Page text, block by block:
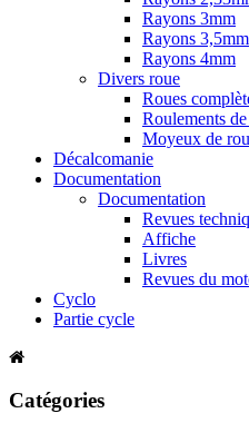
Rayons 3mm
Rayons 3,5mm
Rayons 4mm
Divers roue
Roues
Roulements
Moyeux de
Décalcomanie
Documentation
Documentation
Revues
Affiche
Livres
Revues du
Cyclo
Partie cycle
Catégories